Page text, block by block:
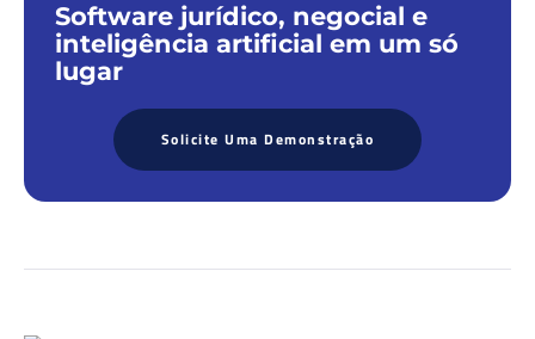
Software jurídico, negocial e
inteligência artificial em um só
lugar
Solicite Uma Demonstração